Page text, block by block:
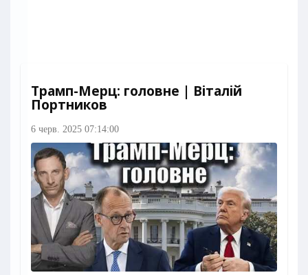
Трамп-Мерц: головне | Віталій
Портников
6 черв. 2025 07:14:00